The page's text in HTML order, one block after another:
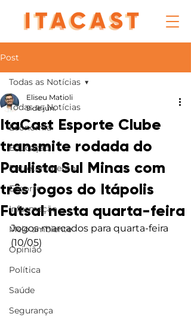
Post
Todas as Notícias
Economia
Educação
Entretenimento
Esporte
Informação
Meio ambiente
Opinião
Política
Saúde
Segurança
Todas as Notícias
ItaCast Esporte Clube
transmite rodada do
Paulista Sul Minas com
três jogos do Itápolis
Futsal nesta quarta-feira
Eliseu Matioli
9 de jun.
Jogos marcados para quarta-feira
(10/05)